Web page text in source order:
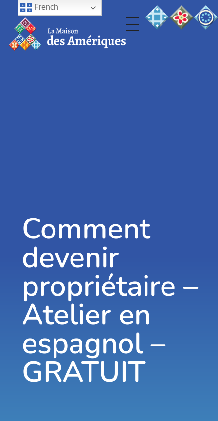
Comment
devenir
propriétaire –
Atelier en
espagnol –
GRATUIT
French